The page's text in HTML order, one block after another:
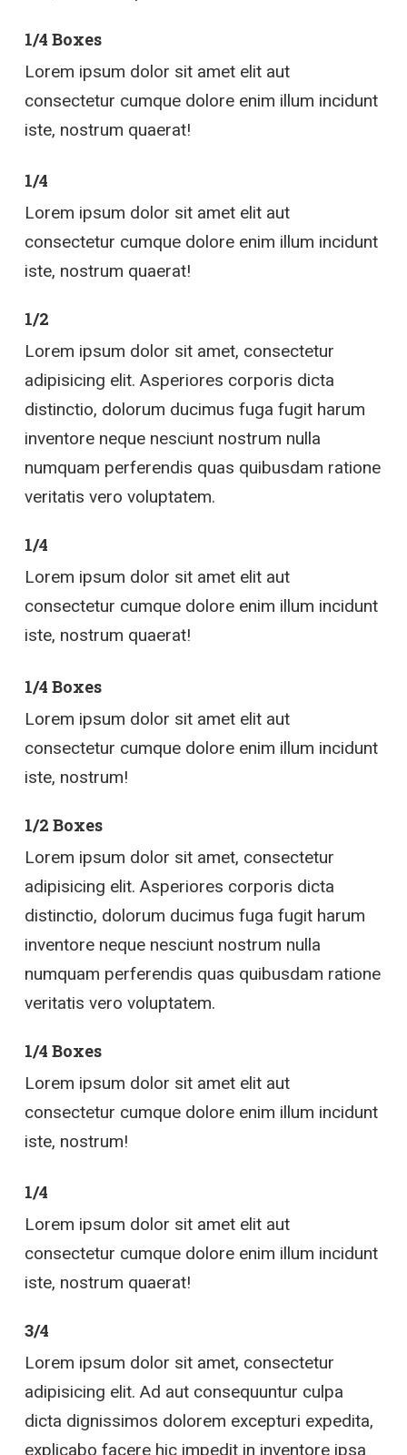
1/4 Boxes
Lorem ipsum dolor sit amet elit aut
consectetur cumque dolore enim illum incidunt
iste, nostrum quaerat!
1/4
Lorem ipsum dolor sit amet elit aut
consectetur cumque dolore enim illum incidunt
iste, nostrum quaerat!
1/2
Lorem ipsum dolor sit amet, consectetur
adipisicing elit. Asperiores corporis dicta
distinctio, dolorum ducimus fuga fugit harum
inventore neque nesciunt nostrum nulla
numquam perferendis quas quibusdam ratione
veritatis vero voluptatem.
1/4
Lorem ipsum dolor sit amet elit aut
consectetur cumque dolore enim illum incidunt
iste, nostrum quaerat!
1/4 Boxes
Lorem ipsum dolor sit amet elit aut
consectetur cumque dolore enim illum incidunt
iste, nostrum!
1/2 Boxes
Lorem ipsum dolor sit amet, consectetur
adipisicing elit. Asperiores corporis dicta
distinctio, dolorum ducimus fuga fugit harum
inventore neque nesciunt nostrum nulla
numquam perferendis quas quibusdam ratione
veritatis vero voluptatem.
1/4 Boxes
Lorem ipsum dolor sit amet elit aut
consectetur cumque dolore enim illum incidunt
iste, nostrum!
1/4
Lorem ipsum dolor sit amet elit aut
consectetur cumque dolore enim illum incidunt
iste, nostrum quaerat!
3/4
Lorem ipsum dolor sit amet, consectetur
adipisicing elit. Ad aut consequuntur culpa
dicta dignissimos dolorem excepturi expedita,
explicabo facere hic impedit in inventore ipsa